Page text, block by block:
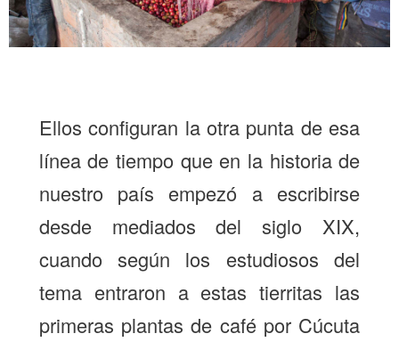
Ellos configuran la otra punta de esa
línea de tiempo que en la historia de
nuestro país empezó a escribirse
desde mediados del siglo XIX,
cuando según los estudiosos del
tema entraron a estas tierritas las
primeras plantas de café por Cúcuta